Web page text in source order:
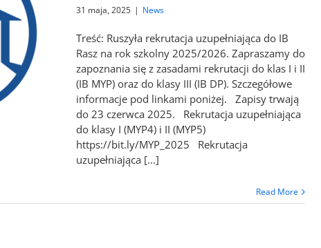
31 maja, 2025 | News
Treść: Ruszyła rekrutacja uzupełniająca do IB
Rasz na rok szkolny 2025/2026. Zapraszamy do
zapoznania się z zasadami rekrutacji do klas I i II
(IB MYP) oraz do klasy III (IB DP). Szczegółowe
informacje pod linkami poniżej. Zapisy trwają
do 23 czerwca 2025. Rekrutacja uzupełniająca
do klasy I (MYP4) i II (MYP5)
https://bit.ly/MYP_2025 Rekrutacja
uzupełniająca [...]
Read More